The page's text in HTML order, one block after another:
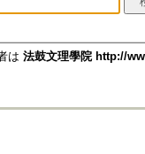
は 法鼓文理學院 http://